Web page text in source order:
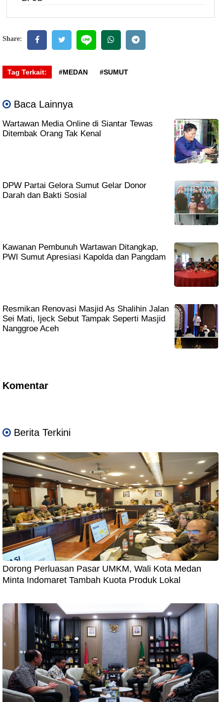
Share:
Tag Terkait: #MEDAN #SUMUT
Baca Lainnya
Wartawan Media Online di Siantar Tewas
Ditembak Orang Tak Kenal
DPW Partai Gelora Sumut Gelar Donor
Darah dan Bakti Sosial
Kawanan Pembunuh Wartawan Ditangkap,
PWI Sumut Apresiasi Kapolda dan Pangdam
Resmikan Renovasi Masjid As Shalihin Jalan
Sei Mati, Ijeck Sebut Tampak Seperti Masjid
Nanggroe Aceh
Komentar
Berita Terkini
Dorong Perluasan Pasar UMKM, Wali Kota Medan
Minta Indomaret Tambah Kuota Produk Lokal